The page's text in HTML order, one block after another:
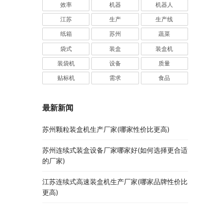
效率 机器 机器人
江苏 生产 生产线
纸箱 苏州 蔬菜
袋式 装盒 装盒机
装袋机 设备 质量
贴标机 需求 食品
最新新闻
苏州颗粒装盒机生产厂家(哪家性价比更高)
苏州连续式装盒设备厂家哪家好(如何选择更合适
的厂家)
江苏连续式高速装盒机生产厂家(哪家品牌性价比
更高)